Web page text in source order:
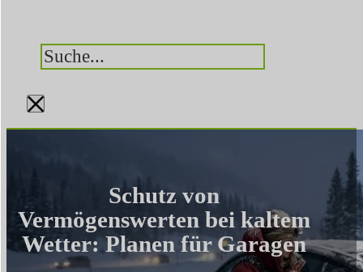
Suchen
×
Schutz von
Vermögenswerten bei kaltem
Wetter: Planen für Garagen